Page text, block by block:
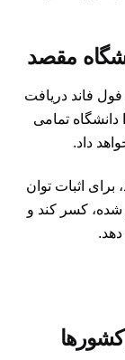
فول فاند دریافت
دانشگاه تمامی
داد.
اثبات توان
شده، کسر کند و